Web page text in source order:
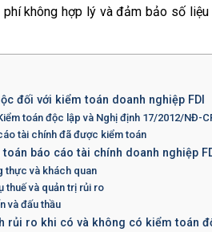
phí không hợp lý và đảm bảo số
đối với kiểm toán doanh nghiệp FDI
toán độc lập và Nghị định 17/2012/NĐ-
tài chính đã được kiểm toán
báo cáo tài chính doanh nghiệp
thực và khách quan
thuế và quản trị rủi ro
và đấu thầu
rủi ro khi có và không có kiểm toán